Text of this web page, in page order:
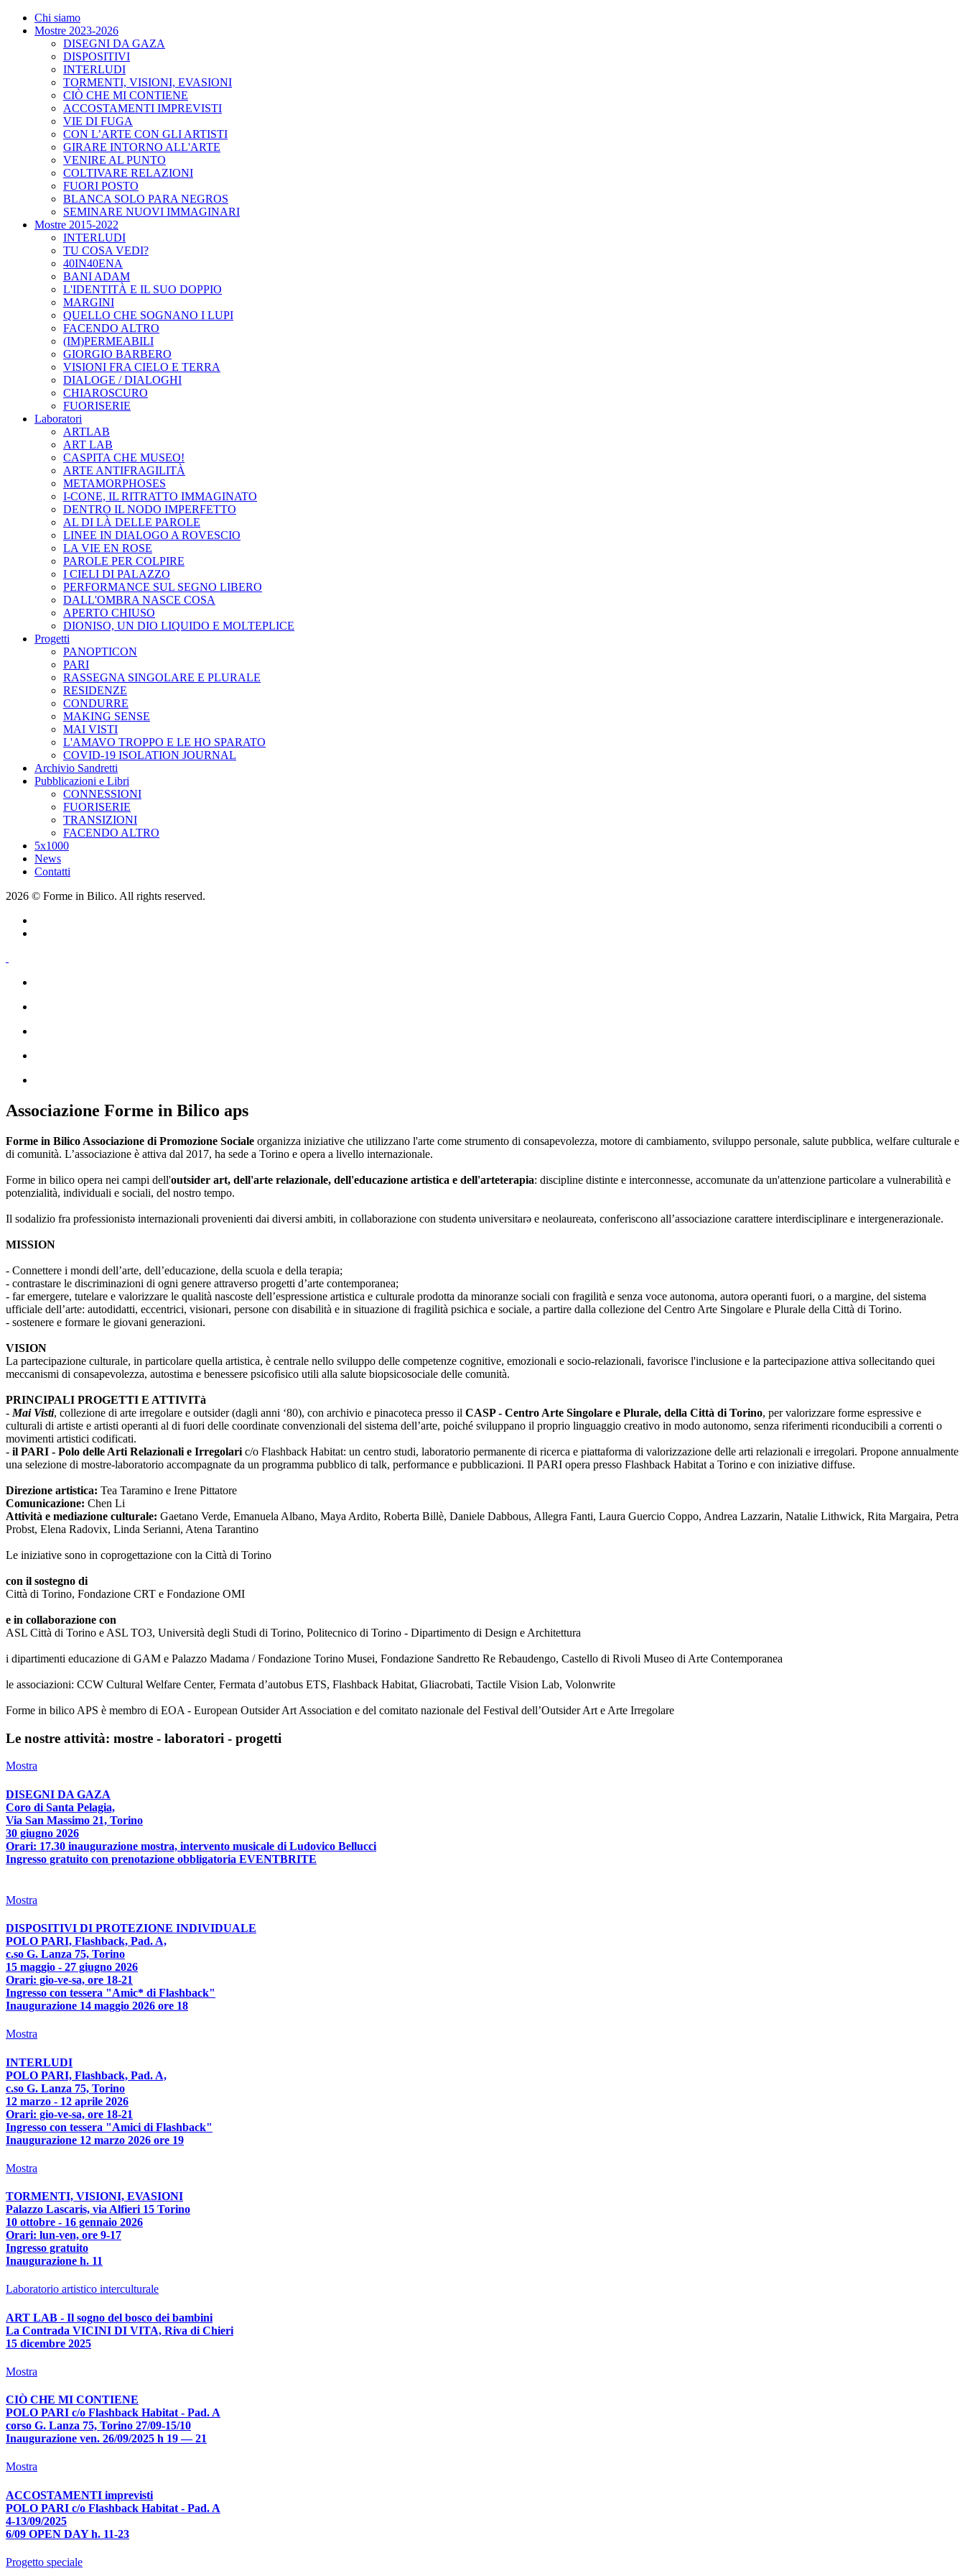
Chi siamo
Mostre 2023-2026
DISEGNI DA GAZA
DISPOSITIVI
INTERLUDI
TORMENTI, VISIONI, EVASIONI
CIÒ CHE MI CONTIENE
ACCOSTAMENTI IMPREVISTI
VIE DI FUGA
CON L’ARTE CON GLI ARTISTI
GIRARE INTORNO ALL'ARTE
VENIRE AL PUNTO
COLTIVARE RELAZIONI
FUORI POSTO
BLANCA SOLO PARA NEGROS
SEMINARE NUOVI IMMAGINARI
Mostre 2015-2022
INTERLUDI
TU COSA VEDI?
40IN40ENA
BANI ADAM
L'IDENTITÀ E IL SUO DOPPIO
MARGINI
QUELLO CHE SOGNANO I LUPI
FACENDO ALTRO
(IM)PERMEABILI
GIORGIO BARBERO
VISIONI FRA CIELO E TERRA
DIALOGE / DIALOGHI
CHIAROSCURO
FUORISERIE
Laboratori
ARTLAB
ART LAB
CASPITA CHE MUSEO!
ARTE ANTIFRAGILITÀ
METAMORPHOSES
I-CONE, IL RITRATTO IMMAGINATO
DENTRO IL NODO IMPERFETTO
AL DI LÀ DELLE PAROLE
LINEE IN DIALOGO A ROVESCIO
LA VIE EN ROSE
PAROLE PER COLPIRE
I CIELI DI PALAZZO
PERFORMANCE SUL SEGNO LIBERO
DALL'OMBRA NASCE COSA
APERTO CHIUSO
DIONISO, UN DIO LIQUIDO E MOLTEPLICE
Progetti
PANOPTICON
PARI
RASSEGNA SINGOLARE E PLURALE
RESIDENZE
CONDURRE
MAKING SENSE
MAI VISTI
L'AMAVO TROPPO E LE HO SPARATO
COVID-19 ISOLATION JOURNAL
Archivio Sandretti
Pubblicazioni e Libri
CONNESSIONI
FUORISERIE
TRANSIZIONI
FACENDO ALTRO
5x1000
News
Contatti
2026 © Forme in Bilico. All rights reserved.
Associazione Forme in Bilico aps
Forme in Bilico Associazione di Promozione Sociale organizza iniziative che utilizzano l'arte come strumento di consapevolezza, motore di cambiamento, sviluppo personale, salute pubblica, welfare culturale e
di comunità. L’associazione è attiva dal 2017, ha sede a Torino e opera a livello internazionale.
Forme in bilico opera nei campi dell'outsider art, dell'arte relazionale, dell'educazione artistica e dell'arteterapia: discipline distinte e interconnesse, accomunate da un'attenzione particolare a vulnerabilità e
potenzialità, individuali e sociali, del nostro tempo.
Il sodalizio fra professionistə internazionali provenienti dai diversi ambiti, in collaborazione con studentə universitarə e neolaureatə, conferiscono all’associazione carattere interdisciplinare e intergenerazionale.
MISSION
- Connettere i mondi dell’arte, dell’educazione, della scuola e della terapia;
- contrastare le discriminazioni di ogni genere attraverso progetti d’arte contemporanea;
- far emergere, tutelare e valorizzare le qualità nascoste dell’espressione artistica e culturale prodotta da minoranze sociali con fragilità e senza voce autonoma, autorə operanti fuori, o a margine, del sistema
ufficiale dell’arte: autodidatti, eccentrici, visionari, persone con disabilità e in situazione di fragilità psichica e sociale, a partire dalla collezione del Centro Arte Singolare e Plurale della Città di Torino.
- sostenere e formare le giovani generazioni.
VISION
La partecipazione culturale, in particolare quella artistica, è centrale nello sviluppo delle competenze cognitive, emozionali e socio-relazionali, favorisce l'inclusione e la partecipazione attiva sollecitando quei
meccanismi di consapevolezza, autostima e benessere psicofisico utili alla salute biopsicosociale delle comunità.
PRINCIPALI PROGETTI E ATTIVITà
- Mai Visti, collezione di arte irregolare e outsider (dagli anni ‘80), con archivio e pinacoteca presso il CASP - Centro Arte Singolare e Plurale, della Città di Torino, per valorizzare forme espressive e
culturali di artiste e artisti operanti al di fuori delle coordinate convenzionali del sistema dell’arte, poiché sviluppano il proprio linguaggio creativo in modo autonomo, senza riferimenti riconducibili a correnti o
movimenti artistici codificati.
- il PARI - Polo delle Arti Relazionali e Irregolari c/o Flashback Habitat: un centro studi, laboratorio permanente di ricerca e piattaforma di valorizzazione delle arti relazionali e irregolari. Propone annualmente
una selezione di mostre-laboratorio accompagnate da un programma pubblico di talk, performance e pubblicazioni. Il PARI opera presso Flashback Habitat a Torino e con iniziative diffuse.
Direzione artistica: Tea Taramino e Irene Pittatore
Comunicazione: Chen Li
Attività e mediazione culturale: Gaetano Verde, Emanuela Albano, Maya Ardito, Roberta Billè, Daniele Dabbous, Allegra Fanti, Laura Guercio Coppo, Andrea Lazzarin, Natalie Lithwick, Rita Margaira, Petra
Probst, Elena Radovix, Linda Serianni, Atena Tarantino
Le iniziative sono in coprogettazione con la Città di Torino
con il sostegno di
Città di Torino, Fondazione CRT e Fondazione OMI
e in collaborazione con
ASL Città di Torino e ASL TO3, Università degli Studi di Torino, Politecnico di Torino - Dipartimento di Design e Architettura
i dipartimenti educazione di GAM e Palazzo Madama / Fondazione Torino Musei, Fondazione Sandretto Re Rebaudengo, Castello di Rivoli Museo di Arte Contemporanea
le associazioni: CCW Cultural Welfare Center, Fermata d’autobus ETS, Flashback Habitat, Gliacrobati, Tactile Vision Lab, Volonwrite
Forme in bilico APS è membro di EOA - European Outsider Art Association e del comitato nazionale del Festival dell’Outsider Art e Arte Irregolare
Le nostre attività: mostre - laboratori - progetti
Mostra
DISEGNI DA GAZA
Coro di Santa Pelagia,
Via San Massimo 21, Torino
30 giugno 2026
Orari: 17.30 inaugurazione mostra, intervento musicale di Ludovico Bellucci
Ingresso gratuito con prenotazione obbligatoria EVENTBRITE
Mostra
DISPOSITIVI DI PROTEZIONE INDIVIDUALE
POLO PARI, Flashback, Pad. A,
c.so G. Lanza 75, Torino
15 maggio - 27 giugno 2026
Orari: gio-ve-sa, ore 18-21
Ingresso con tessera "Amic* di Flashback"
Inaugurazione 14 maggio 2026 ore 18
Mostra
INTERLUDI
POLO PARI, Flashback, Pad. A,
c.so G. Lanza 75, Torino
12 marzo - 12 aprile 2026
Orari: gio-ve-sa, ore 18-21
Ingresso con tessera "Amici di Flashback"
Inaugurazione 12 marzo 2026 ore 19
Mostra
TORMENTI, VISIONI, EVASIONI
Palazzo Lascaris, via Alfieri 15 Torino
10 ottobre - 16 gennaio 2026
Orari: lun-ven, ore 9-17
Ingresso gratuito
Inaugurazione h. 11
Laboratorio artistico interculturale
ART LAB - Il sogno del bosco dei bambini
La Contrada VICINI DI VITA, Riva di Chieri
15 dicembre 2025
Mostra
CIÒ CHE MI CONTIENE
POLO PARI c/o Flashback Habitat - Pad. A
corso G. Lanza 75, Torino 27/09-15/10
Inaugurazione ven. 26/09/2025 h 19 — 21
Mostra
ACCOSTAMENTI imprevisti
POLO PARI c/o Flashback Habitat - Pad. A
4-13/09/2025
6/09 OPEN DAY h. 11-23
Progetto speciale